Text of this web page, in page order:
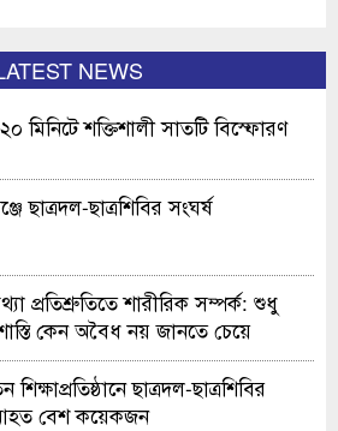
NEWS
মিনিটে শক্তিশালী সাতটি বিস্ফোরণ
ছাত্রদল-ছাত্রশিবির সংঘর্ষ
প্রতিশ্রুতিতে শারীরিক সম্পর্ক: শুধু
কেন অবৈধ নয় জানতে চেয়ে
রুল
শিক্ষাপ্রতিষ্ঠানে ছাত্রদল-ছাত্রশিবির
বেশ কয়েকজন